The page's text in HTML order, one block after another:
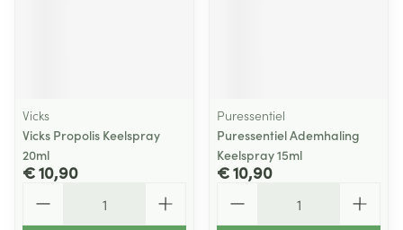
Vicks
Vicks Propolis Keelspray
20ml
€ 10,90
Puressentiel
Puressentiel Ademhaling
Keelspray 15ml
€ 10,90